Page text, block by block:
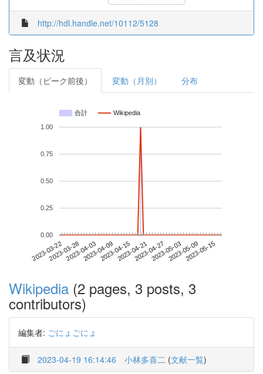
http://hdl.handle.net/10112/5128
言及状況
変動（ピーク前後） 変動（月別） 分布
合計 Wikipedia
2023-03-222023-03-282023-04-032023-04-092023-04-152023-04-212023-04-272023-05-032023-05-092023-05-15
0.00
0.25
0.50
0.75
1.00
Wikipedia (2 pages, 3 posts, 3
contributors)
編集者: ごにょごにょ
2023-04-19 16:14:46 小林多喜二 (文献一覧)